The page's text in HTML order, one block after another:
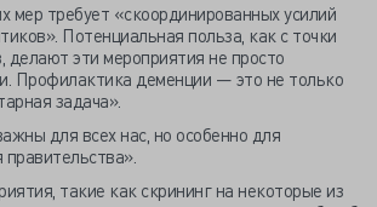
требует «скоординированных усилий
Потенциальная польза, как с точки
делают эти мероприятия не просто
Профилактика деменции — это не только
задача».
для всех нас, но особенно для
такие как скрининг на некоторые из